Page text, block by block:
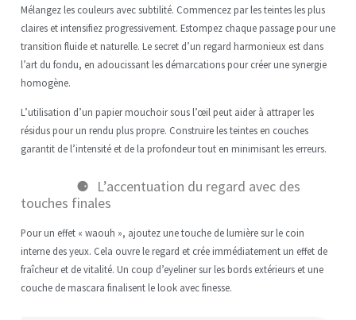
Mélangez les couleurs avec subtilité. Commencez par les teintes les plus
claires et intensifiez progressivement. Estompez chaque passage pour une
transition fluide et naturelle. Le secret d’un regard harmonieux est dans
l’art du fondu, en adoucissant les démarcations pour créer une synergie
homogène.
L’utilisation d’un papier mouchoir sous l’œil peut aider à attraper les
résidus pour un rendu plus propre. Construire les teintes en couches
garantit de l’intensité et de la profondeur tout en minimisant les erreurs.
L’accentuation du regard avec des
touches finales
Pour un effet « waouh », ajoutez une touche de lumière sur le coin
interne des yeux. Cela ouvre le regard et crée immédiatement un effet de
fraîcheur et de vitalité. Un coup d’eyeliner sur les bords extérieurs et une
couche de mascara finalisent le look avec finesse.